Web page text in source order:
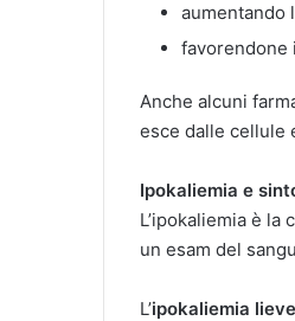
aumentando
favorendone
Anche alcuni
esce dalle cellule
Ipokaliemia e
L’ipokaliemia è
un esam del
L’ipokaliemia lieve